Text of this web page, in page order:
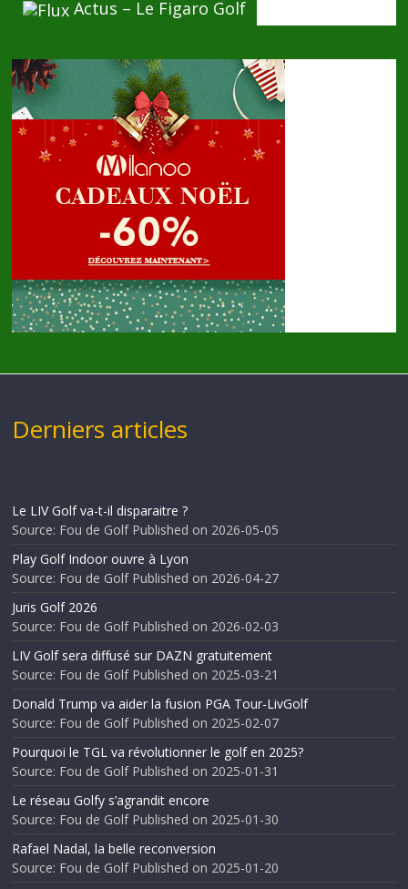
Actus – Le Figaro Golf
Derniers articles
Le LIV Golf va-t-il disparaitre ?
Source: Fou de Golf Published on 2026-05-05
Play Golf Indoor ouvre à Lyon
Source: Fou de Golf Published on 2026-04-27
Juris Golf 2026
Source: Fou de Golf Published on 2026-02-03
LIV Golf sera diffusé sur DAZN gratuitement
Source: Fou de Golf Published on 2025-03-21
Donald Trump va aider la fusion PGA Tour-LivGolf
Source: Fou de Golf Published on 2025-02-07
Pourquoi le TGL va révolutionner le golf en 2025?
Source: Fou de Golf Published on 2025-01-31
Le réseau Golfy s’agrandit encore
Source: Fou de Golf Published on 2025-01-30
Rafael Nadal, la belle reconversion
Source: Fou de Golf Published on 2025-01-20